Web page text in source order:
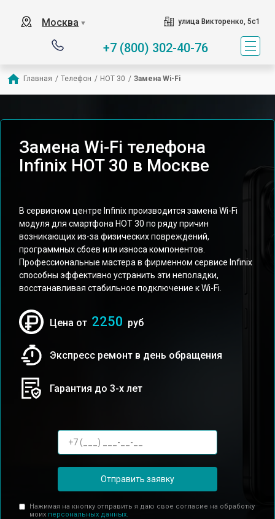
Москва ▼ улица Викторенко, 5с1
+7 (800) 302-40-76
Главная / Телефон / HOT 30 / Замена Wi-Fi
Замена Wi-Fi телефона
Infinix HOT 30 в Москве
В сервисном центре Infinix производится замена Wi-Fi
модуля для смартфона HOT 30 по ряду причин
возникающих из-за физических повреждений,
программных сбоев или износа компонентов.
Профессиональные мастера в фирменном сервисе Infinix
способны эффективно устранить эти неполадки,
восстанавливая стабильное подключение к Wi-Fi.
Цена от 2250 руб
Экспресс ремонт в день обращения
Гарантия до 3-х лет
Отправить заявку
Нажимая на кнопку отправить я даю свое согласие на обработку
моих персональных данных.